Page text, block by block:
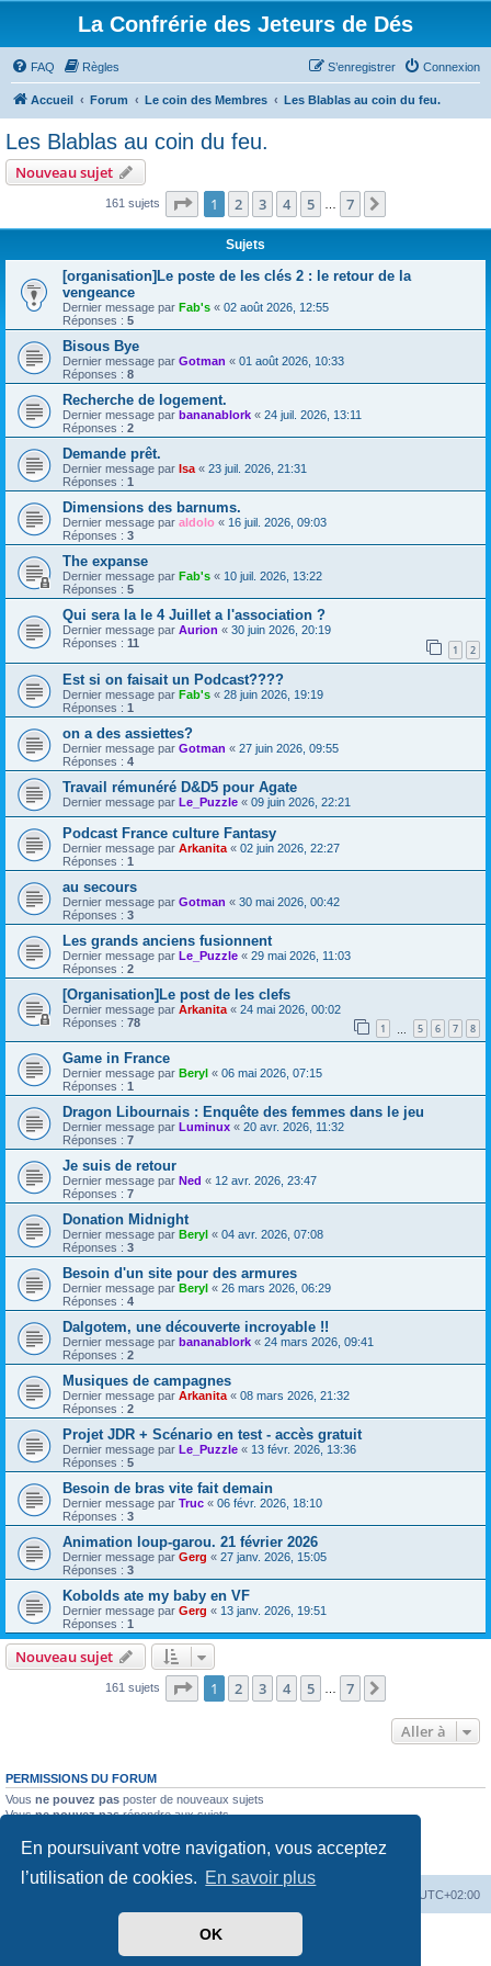
En poursuivant votre navigation, vous acceptez
l’utilisation de cookies. En savoir plus
OK
La Confrérie des Jeteurs de Dés
FAQ Règles Connexion
S’enregistrer
Accueil Forum Le coin des Membres Les Blablas au coin du feu.
Les Blablas au coin du feu.
Nouveau sujet
161 sujets Page 1sur7
1 2 3 4 5 7
Sujets
[organisation]Le poste de les clés 2 : le retour de la
vengeance
Dernier message par Fab's « 02 août 2026, 12:55
Réponses : 5
Bisous Bye
Dernier message par Gotman « 01 août 2026, 10:33
Réponses : 8
Recherche de logement.
Dernier message par bananablork « 24 juil. 2026, 13:11
Réponses : 2
Demande prêt.
Dernier message par Isa « 23 juil. 2026, 21:31
Réponses : 1
Dimensions des barnums.
Dernier message par aldolo « 16 juil. 2026, 09:03
Réponses : 3
The expanse
Dernier message par Fab's « 10 juil. 2026, 13:22
Réponses : 5
Qui sera la le 4 Juillet a l'association ?
Dernier message par Aurion « 30 juin 2026, 20:19
Réponses : 11 1 2
Est si on faisait un Podcast????
Dernier message par Fab's « 28 juin 2026, 19:19
Réponses : 1
on a des assiettes?
Dernier message par Gotman « 27 juin 2026, 09:55
Réponses : 4
Travail rémunéré D&D5 pour Agate
Dernier message par Le_Puzzle « 09 juin 2026, 22:21
Podcast France culture Fantasy
Dernier message par Arkanita « 02 juin 2026, 22:27
Réponses : 1
au secours
Dernier message par Gotman « 30 mai 2026, 00:42
Réponses : 3
Les grands anciens fusionnent
Dernier message par Le_Puzzle « 29 mai 2026, 11:03
Réponses : 2
[Organisation]Le post de les clefs
Dernier message par Arkanita « 24 mai 2026, 00:02
Réponses : 78 1 5 6 7 8
Game in France
Dernier message par Beryl « 06 mai 2026, 07:15
Réponses : 1
Dragon Libournais : Enquête des femmes dans le jeu
Dernier message par Luminux « 20 avr. 2026, 11:32
Réponses : 7
Je suis de retour
Dernier message par Ned « 12 avr. 2026, 23:47
Réponses : 7
Donation Midnight
Dernier message par Beryl « 04 avr. 2026, 07:08
Réponses : 3
Besoin d'un site pour des armures
Dernier message par Beryl « 26 mars 2026, 06:29
Réponses : 4
Dalgotem, une découverte incroyable !!
Dernier message par bananablork « 24 mars 2026, 09:41
Réponses : 2
Musiques de campagnes
Dernier message par Arkanita « 08 mars 2026, 21:32
Réponses : 2
Projet JDR + Scénario en test - accès gratuit
Dernier message par Le_Puzzle « 13 févr. 2026, 13:36
Réponses : 5
Besoin de bras vite fait demain
Dernier message par Truc « 06 févr. 2026, 18:10
Réponses : 3
Animation loup-garou. 21 février 2026
Dernier message par Gerg « 27 janv. 2026, 15:05
Réponses : 3
Kobolds ate my baby en VF
Dernier message par Gerg « 13 janv. 2026, 19:51
Réponses : 1
Nouveau sujet
161 sujets Page 1sur7
1 2 3 4 5 7
Aller à
PERMISSIONS DU FORUM
Vous ne pouvez pas poster de nouveaux sujets
Vousne pouvez pasrépondre aux sujets
Vousne pouvez passupprimer vos messages
ne pouvez pas joindre des fichiers
UTC+02:00
phpBB ® Forum Software © phpBB Limited
phpBB-fr.com